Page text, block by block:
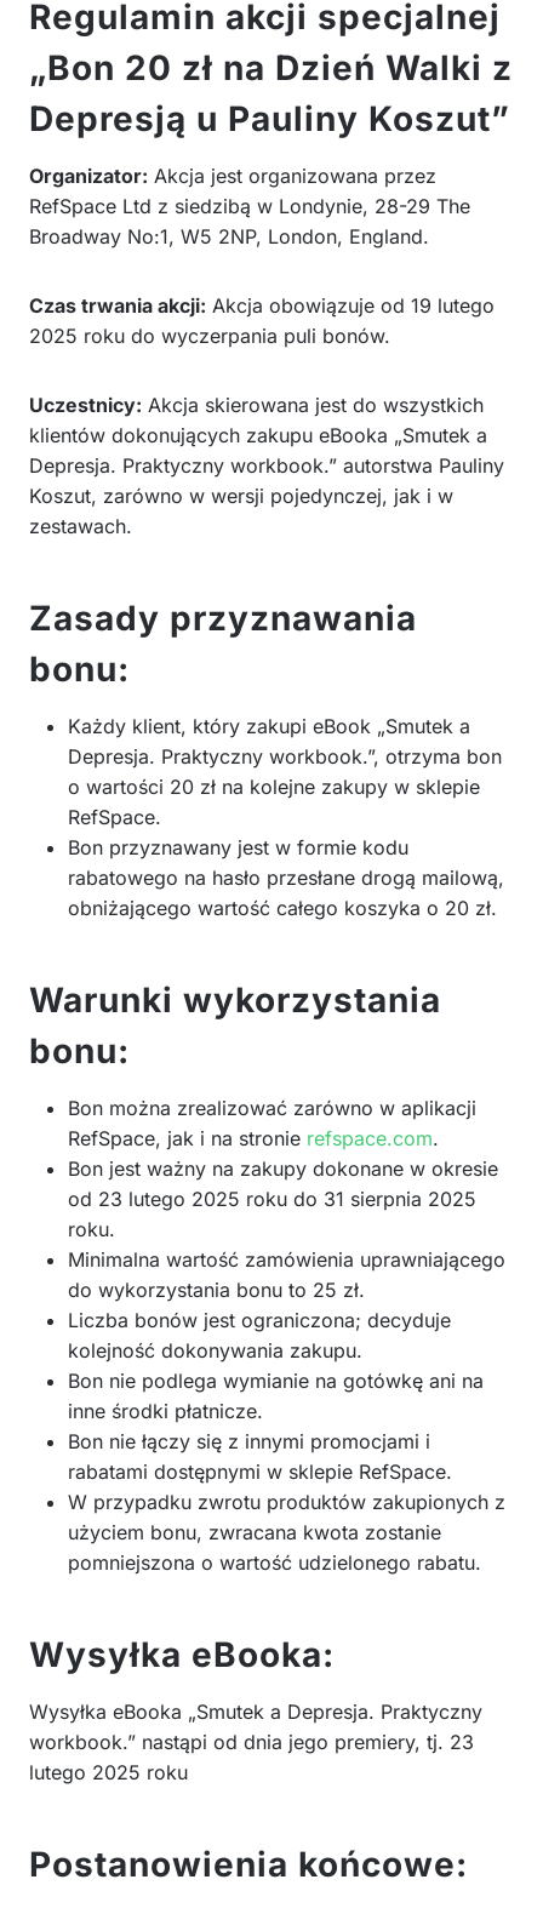
Regulamin akcji specjalnej
„Bon 20 zł na Dzień Walki z
Depresją u Pauliny Koszut”
Organizator: Akcja jest organizowana przez
RefSpace Ltd z siedzibą w Londynie, 28-29 The
Broadway No:1, W5 2NP, London, England.
Czas trwania akcji: Akcja obowiązuje od 19 lutego
2025 roku do wyczerpania puli bonów.
Uczestnicy: Akcja skierowana jest do wszystkich
klientów dokonujących zakupu eBooka „Smutek a
Depresja. Praktyczny workbook.” autorstwa Pauliny
Koszut, zarówno w wersji pojedynczej, jak i w
zestawach.
Zasady przyznawania
bonu:
Każdy klient, który zakupi eBook „Smutek a
Depresja. Praktyczny workbook.”, otrzyma bon
o wartości 20 zł na kolejne zakupy w sklepie
RefSpace.
Bon przyznawany jest w formie kodu
rabatowego na hasło przesłane drogą mailową,
obniżającego wartość całego koszyka o 20 zł.
Warunki wykorzystania
bonu:
Bon można zrealizować zarówno w aplikacji
RefSpace, jak i na stronie refspace.com.
Bon jest ważny na zakupy dokonane w okresie
od 23 lutego 2025 roku do 31 sierpnia 2025
roku.
Minimalna wartość zamówienia uprawniającego
do wykorzystania bonu to 25 zł.
Liczba bonów jest ograniczona; decyduje
kolejność dokonywania zakupu.
Bon nie podlega wymianie na gotówkę ani na
inne środki płatnicze.
Bon nie łączy się z innymi promocjami i
rabatami dostępnymi w sklepie RefSpace.
W przypadku zwrotu produktów zakupionych z
użyciem bonu, zwracana kwota zostanie
pomniejszona o wartość udzielonego rabatu.
Wysyłka eBooka:
Wysyłka eBooka „Smutek a Depresja. Praktyczny
workbook.” nastąpi od dnia jego premiery, tj. 23
lutego 2025 roku
Postanowienia końcowe: